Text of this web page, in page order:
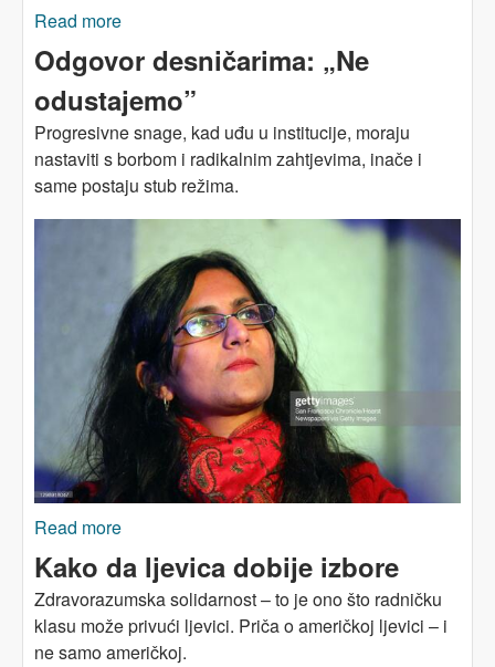
Read more
Odgovor desničarima: „Ne
odustajemo”
Progresivne snage, kad uđu u institucije, moraju
nastaviti s borbom i radikalnim zahtjevima, inače i
same postaju stub režima.
Read more
Kako da ljevica dobije izbore
Zdravorazumska solidarnost – to je ono što radničku
klasu može privući ljevici. Priča o američkoj ljevici – i
ne samo američkoj.